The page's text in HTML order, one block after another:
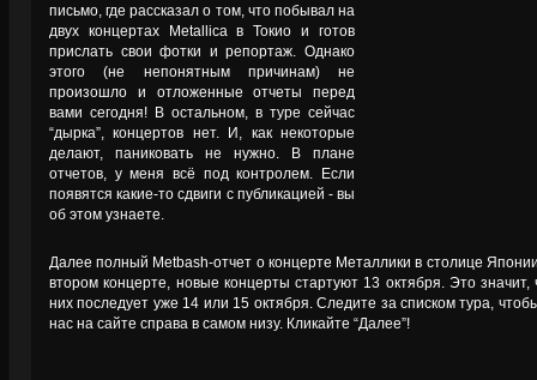
письмо, где рассказал о том, что побывал на
двух концертах Metallica в Токио и готов
прислать свои фотки и репортаж. Однако
этого (не непонятным причинам) не
произошло и отложенные отчеты перед
вами сегодня! В остальном, в туре сейчас
“дырка”, концертов нет. И, как некоторые
делают, паниковать не нужно. В плане
отчетов, у меня всё под контролем. Если
появятся какие-то сдвиги с публикацией - вы
об этом узнаете.
Далее полный Metbash-отчет о концерте Металлики в столице
втором концерте, новые концерты стартуют 13 октября. Это
них последует уже 14 или 15 октября. Следите за списком тура,
нас на сайте справа в самом низу. Кликайте “Далее”!